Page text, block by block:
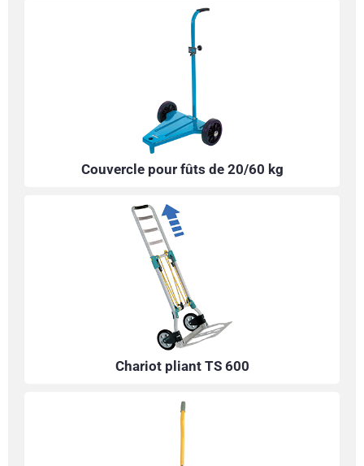
Couvercle pour fûts de 20/60 kg
Chariot pliant TS 600